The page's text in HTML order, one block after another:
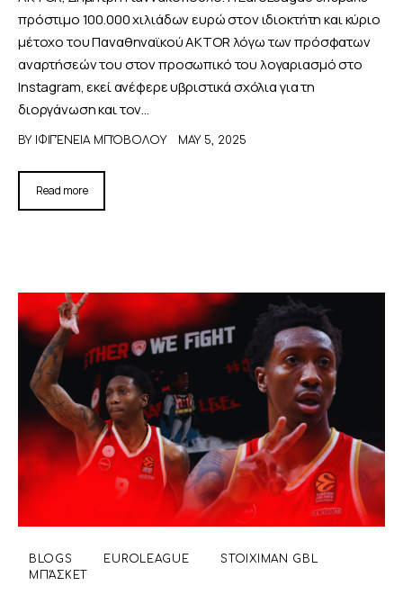
πρόστιμο 100.000 χιλιάδων ευρώ στον ιδιοκτήτη και κύριο
μέτοχο του Παναθηναϊκού AKTOR λόγω των πρόσφατων
αναρτήσεών του στον προσωπικό του λογαριασμό στο
Instagram, εκεί ανέφερε υβριστικά σχόλια για τη
διοργάνωση και τον…
BY ΙΦΙΓΈΝΕΙΑ ΜΠΌΒΟΛΟΥ MAY 5, 2025
Read more
BLOGS EUROLEAGUE
STOIXIMAN GBL
ΜΠΆΣΚΕΤ